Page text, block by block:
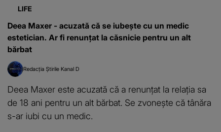
LIFE
Deea Maxer - acuzată că se iubește cu un medic
estetician. Ar fi renunțat la căsnicie pentru un alt
bărbat
Redacția Știrile Kanal D
Deea Maxer este acuzată că a renunțat la relația sa
de 18 ani pentru un alt bărbat. Se zvonește că tânăra
s-ar iubi cu un medic.